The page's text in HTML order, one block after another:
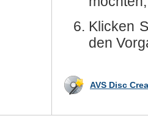
Klicken
den
AVS Disc